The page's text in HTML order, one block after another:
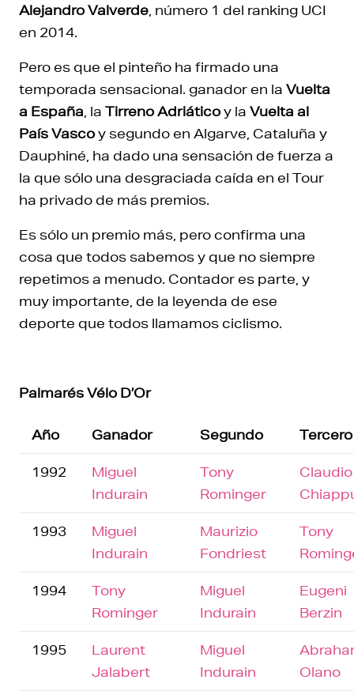
Alejandro Valverde, número 1 del ranking UCI
en 2014.
Pero es que el pinteño ha firmado una
temporada sensacional. ganador en la Vuelta
a España, la Tirreno Adriáticoy la Vuelta al
País Vascoy segundo en Algarve, Cataluña y
Dauphiné, ha dado una sensación de fuerza a
la que sólo una desgraciada caída en el Tour
ha privado de más premios.
Es sólo un premio más, pero confirma una
cosa que todos sabemos y que no siempre
repetimos a menudo. Contador es parte, y
muy importante, de la leyenda de ese
deporte que todos llamamos ciclismo.
Palmarés Vélo D’Or
Año Ganador Segundo Tercero
1992
Miguel
Indurain
Tony
Rominger
Claudio
1993
Miguel
Indurain
Maurizio
Fondriest
Tony
1994
Tony
Rominger
Miguel
Indurain
Eugeni
Berzin
1995
Laurent
Jalabert
Miguel
Indurain
Olano